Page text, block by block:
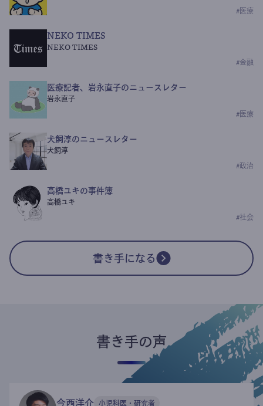
# 医療
NEKO TIMES
NEKO TIMES
#金融
医療記者、岩永直子のニュースレター
岩永直子
# 医療
犬飼淳のニュースレター
犬飼淳
#政治
高橋ユキの事件簿
高橋ユキ
#社会
書き手になる
書き手の声
今西洋介 小児科医・研究者